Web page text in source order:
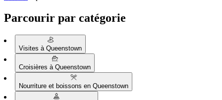
Parcourir par catégorie
Visites à Queenstown
Croisières à Queenstown
Nourriture et boissons en Queenstown